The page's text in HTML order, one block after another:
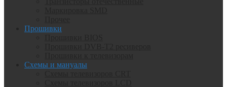
Прошивки
Схемы и мануалы